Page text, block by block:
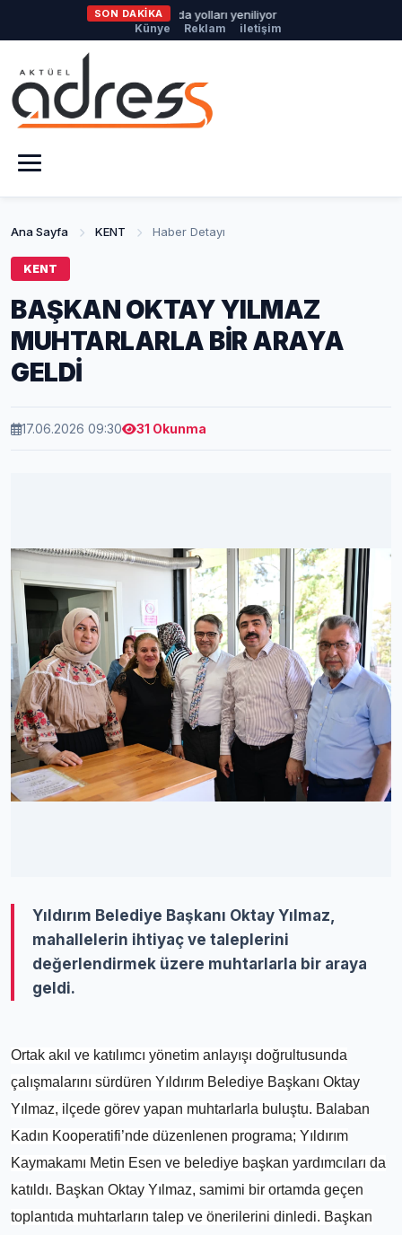
SON DAKİKA
Harmancık’ta da yolları yeniliyor
Künye Reklam iletişim
Ana Sayfa KENT Haber Detayı
KENT
BAŞKAN OKTAY YILMAZ
MUHTARLARLA BİR ARAYA
GELDİ
17.06.2026 09:30 31 Okunma
Yıldırım Belediye Başkanı Oktay Yılmaz,
mahallelerin ihtiyaç ve taleplerini
değerlendirmek üzere muhtarlarla bir araya
geldi.
Ortak akıl ve katılımcı yönetim anlayışı doğrultusunda
çalışmalarını sürdüren Yıldırım Belediye Başkanı Oktay
Yılmaz, ilçede görev yapan muhtarlarla buluştu. Balaban
Kadın Kooperatifi’nde düzenlenen programa; Yıldırım
Kaymakamı Metin Esen ve belediye başkan yardımcıları da
katıldı. Başkan Oktay Yılmaz, samimi bir ortamda geçen
toplantıda muhtarların talep ve önerilerini dinledi. Başkan